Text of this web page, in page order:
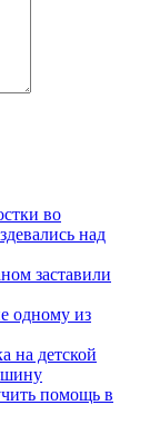
во
над
заставили
одному из
на детской
помощь в